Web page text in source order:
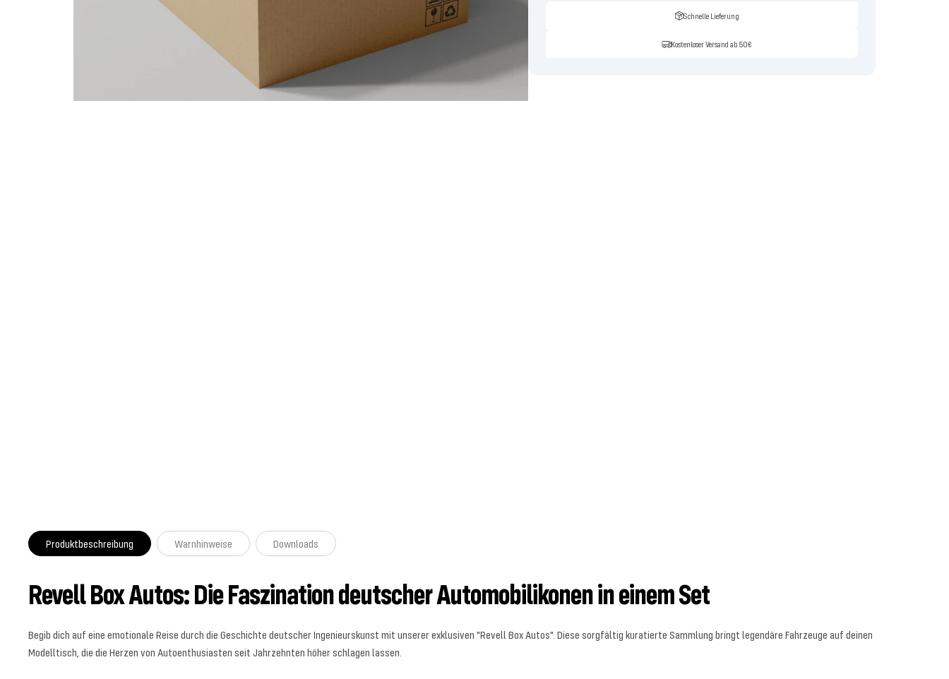
Schnelle Lieferung
Kostenloser Versand ab 50€
Produktbeschreibung Warnhinweise Downloads
Revell Box Autos: Die Faszination deutscher Automobilikonen in einem Set
Begib dich auf eine emotionale Reise durch die Geschichte deutscher Ingenieurskunst mit unserer exklusiven "Revell Box Autos". Diese sorgfältig kuratierte Sammlung bringt legendäre Fahrzeuge auf deinen
Modelltisch, die die Herzen von Autoenthusiasten seit Jahrzehnten höher schlagen lassen.